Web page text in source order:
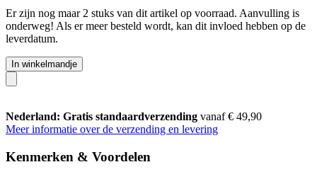
Er zijn nog maar 2 stuks van dit artikel op voorraad. Aanvulling is
onderweg! Als er meer besteld wordt, kan dit invloed hebben op de
leverdatum.
In winkelmandje
Nederland: Gratis standaardverzending vanaf € 49,90
Meer informatie over de verzending en levering
Kenmerken & Voordelen